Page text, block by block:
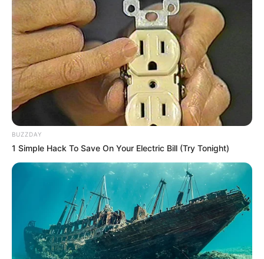
BUZZDAY
1 Simple Hack To Save On Your Electric Bill (Try Tonight)